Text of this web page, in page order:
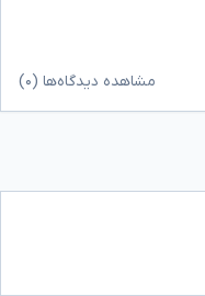
مشاهده دیدگاه‌ها (۰)